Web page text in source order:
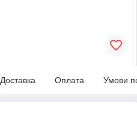
Доставка Оплата Умови